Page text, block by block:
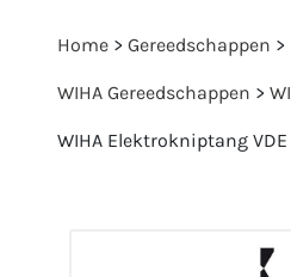
Home > Gereedschappen >
WIHA Gereedschappen >
WIHA Elektrokniptang VDE